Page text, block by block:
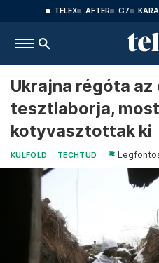
TELEX AFTER G7
Ukrajna régóta
tesztlaborja,
kotyvasztottak ki
KÜLFÖLD TECHTUD